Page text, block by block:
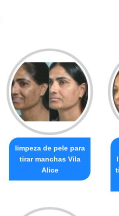
limpeza de pele para
tirar manchas Vila
Alice